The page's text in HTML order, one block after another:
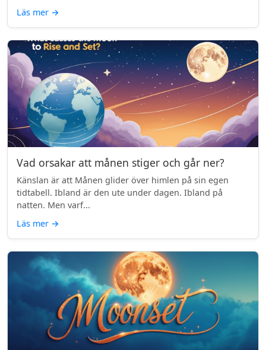
Läs mer →
Vad orsakar att månen stiger och går ner?
Känslan är att Månen glider över himlen på sin egen
tidtabell. Ibland är den ute under dagen. Ibland på
natten. Men varf...
Läs mer →